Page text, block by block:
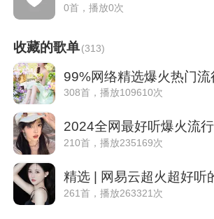
0首，播放0次
收藏的歌单(313)
99%网络精选爆火热门流
308首，播放109610次
2024全网最好听爆火流
210首，播放235169次
261首，播放263321次